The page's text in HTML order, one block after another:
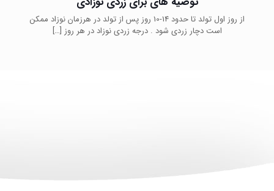
از روز اول تولد تا حدود 14-10 روز پس از تولد در هرزمان نوزاد ممکن
است دچار زردی شود . درجه زردی نوزاد در هر روز […]